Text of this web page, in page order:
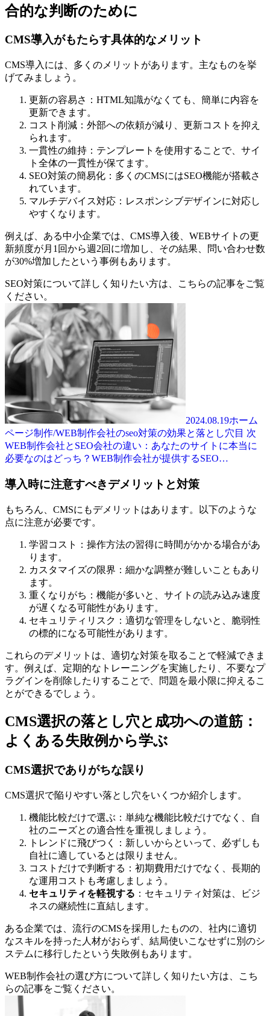
合的な判断のために
CMS導入がもたらす具体的なメリット
CMS導入には、多くのメリットがあります。主なものを挙
げてみましょう。
更新の容易さ：HTML知識がなくても、簡単に内容を
更新できます。
コスト削減：外部への依頼が減り、更新コストを抑え
られます。
一貫性の維持：テンプレートを使用することで、サイ
ト全体の一貫性が保てます。
SEO対策の簡易化：多くのCMSにはSEO機能が搭載さ
れています。
マルチデバイス対応：レスポンシブデザインに対応し
やすくなります。
例えば、ある中小企業では、 CMS導入後、WEBサイトの更
新頻度が月1回から週2回に増加し、その結果、問い合わせ数
が30%増加した という事例もあります。
SEO対策について詳しく知りたい方は、こちらの記事をご覧
ください。
2024.08.19ホーム
ページ制作/WEB制作会社のseo対策の効果と落とし穴 目 次
WEB制作会社とSEO会社の違い：あなたのサイトに本当に
必要なのはどっち？WEB制作会社が提供するSEO…
導入時に注意すべきデメリットと対策
もちろん、CMSにもデメリットはあります。以下のような
点に注意が必要です。
学習コスト：操作方法の習得に時間がかかる場合があ
ります。
カスタマイズの限界：細かな調整が難しいこともあり
ます。
重くなりがち：機能が多いと、サイトの読み込み速度
が遅くなる可能性があります。
セキュリティリスク：適切な管理をしないと、脆弱性
の標的になる可能性があります。
これらのデメリットは、適切な対策を取ることで軽減できま
す。例えば、定期的なトレーニングを実施したり、不要なプ
ラグインを削除したりすることで、問題を最小限に抑えるこ
とができるでしょう。
CMS選択の落とし穴と成功への道筋：
よくある失敗例から学ぶ
CMS選択でありがちな誤り
CMS選択で陥りやすい落とし穴をいくつか紹介します。
機能比較だけで選ぶ：単純な機能比較だけでなく、自
社のニーズとの適合性を重視しましょう。
トレンドに飛びつく：新しいからといって、必ずしも
自社に適しているとは限りません。
コストだけで判断する：初期費用だけでなく、長期的
な運用コストも考慮しましょう。
セキュリティを軽視する ：セキュリティ対策は、ビジ
ネスの継続性に直結します。
ある企業では、流行のCMSを採用したものの、社内に適切
なスキルを持った人材がおらず、結局使いこなせずに別のシ
ステムに移行したという失敗例もあります。
WEB制作会社の選び方について詳しく知りたい方は、こち
らの記事をご覧ください。